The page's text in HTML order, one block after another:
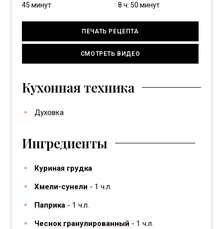
45 минуты
минут 8 часов
ч. 50 минуты
минут
ПЕЧАТЬ РЕЦЕПТА
СМОТРЕТЬ ВИДЕО
Кухонная техника
Духовка
Ингредиенты
Куриная грудка
Хмели-сунели 1 ч.л.
Паприка 1 ч.л.
Чеснок гранулированный 1 ч.л.